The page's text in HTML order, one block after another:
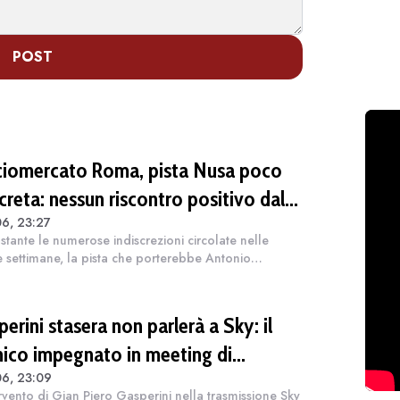
POST
Roma, pista Nusa poco
nessun riscontro positivo dal
né dal Lipsia
23:27
le numerose indiscrezioni circolate nelle
settimane, la pista che porterebbe Antonio
stasera non parlerà a Sky: il
impegnato in meeting di
23:09
di Gian Piero Gasperini nella trasmissione Sky